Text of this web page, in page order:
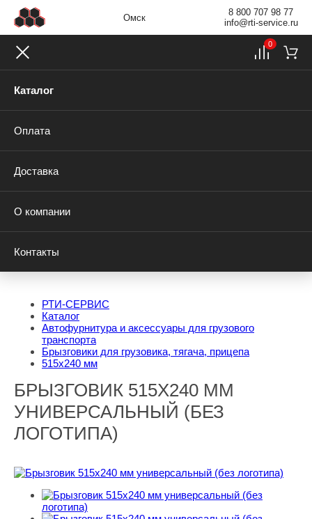
Омск
8 800 707 98 77
info@rti-service.ru
Каталог
Оплата
Доставка
О компании
Контакты
0
РТИ-СЕРВИС
Каталог
Автофурнитура и аксессуары для грузового
транспорта
Брызговики для грузовика, тягача, прицепа
515х240 мм
БРЫЗГОВИК 515Х240 ММ
УНИВЕРСАЛЬНЫЙ (БЕЗ
ЛОГОТИПА)